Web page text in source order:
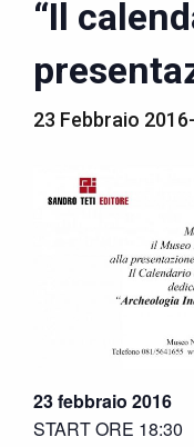
“Il
23 Febbraio
23 febbraio 2016
START ORE 18:30